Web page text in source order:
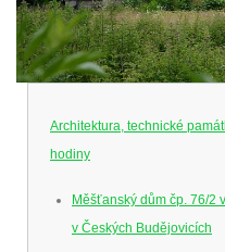
Architektura, technické
hodiny
Měšťanský dům čp. 76/2
v Českých Budějovicích